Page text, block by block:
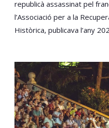
republicà assassinat pel
l’Associació per a la
Històrica, publicava l’any